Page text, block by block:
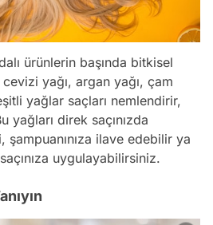
ürünlerin başında bitkisel
cevizi yağı, argan yağı, çam
yağlar saçları nemlendirir,
yağları direk saçınızda
ilave edebilir ya
uygulayabilirsiniz.